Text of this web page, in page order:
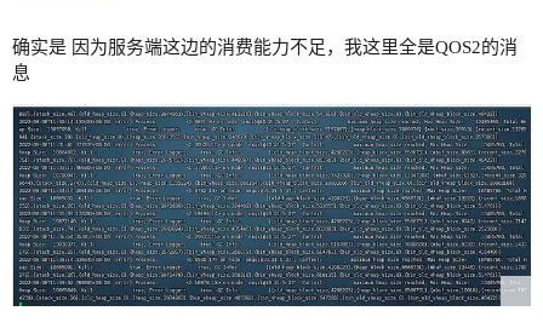
确实是 因为服务端这边的消费能力不足，我这里全是QOS2的消
息